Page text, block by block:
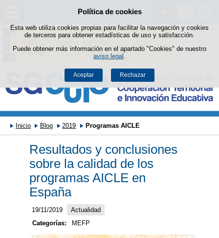
Política de cookies
Esta web utiliza cookies propias para facilitar la navegación y cookies
de terceros para obtener estadísticas de uso y satisfacción.
Puede obtener más información en el apartado "Cookies" de nuestro
aviso legal
Aceptar Rechazar
Saltar al contenido
Inicio Blog 2019 Programas AICLE
Resultados y conclusiones
sobre la calidad de los
programas AICLE en
España
19/11/2019
Actualidad
Categorías:
MEFP